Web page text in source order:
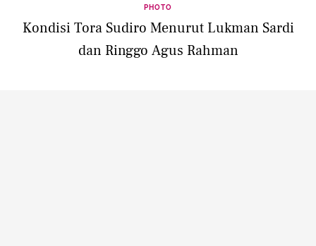
PHOTO
Kondisi Tora Sudiro Menurut Lukman Sardi
dan Ringgo Agus Rahman